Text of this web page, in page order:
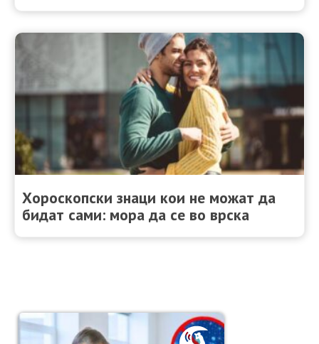
Хороскопски знаци кои не можат да
бидат сами: мора да се во врска